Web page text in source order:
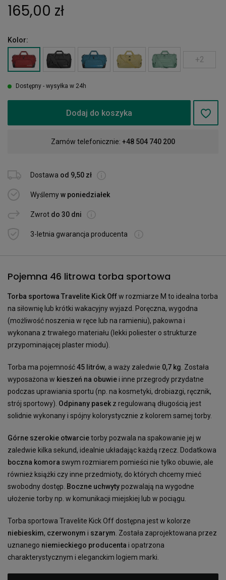
165,00 zł
Kolor:
+2
Dostępny - wysyłka w 24h
Dodaj do koszyka
Zamów telefonicznie: +48 504 740 200
Dostawa od 9,50 zł
Wyślemyw poniedziałek
Zwrot do 30 dni
3-letnia gwarancja producenta
Pojemna 46 litrowa torba sportowa
Torba sportowa Travelite Kick Offw rozmiarze M to idealna torba
na siłownię lub krótki wakacyjny wyjazd. Poręczna, wygodna
(możliwość noszenia w ręce lub na ramieniu), pakowna i
wykonana z trwałego materiału (lekki poliester o strukturze
przypominającej plaster miodu).
Torba ma pojemność45 litrów, a waży zaledwie 0,7 kg. Została
wyposażona w kieszeń na obuwiei inne przegrody przydatne
podczas uprawiania sportu (np. na kosmetyki, drobiazgi, ręcznik,
strój sportowy). Odpinany pasek z regulowaną długością jest
solidnie wykonany i spójny kolorystycznie z kolorem samej torby.
Górne szerokie otwarcietorby pozwala na spakowanie jej w
zaledwie kilka sekund, idealnie układając każdą rzecz. Dodatkowa
boczna komora swym rozmiarem pomieści nie tylko obuwie, ale
również książki czy inne przedmioty, do których chcemy mieć
swobodny dostęp. Boczne uchwytypozwalają na wygodne
ułożenie torby np. w komunikacji miejskiej lub w pociągu.
Torba sportowa Travelite Kick Off dostępna jest w kolorze
niebieskim, czerwonym i szarym. Została zaprojektowana przez
uznanego niemieckiego producenta i opatrzona
charakterystycznym i eleganckim logiem marki.